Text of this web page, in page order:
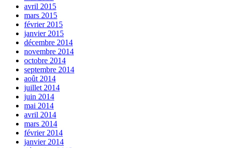
avril 2015
mars 2015
février 2015
janvier 2015
décembre 2014
novembre 2014
octobre 2014
septembre 2014
août 2014
juillet 2014
juin 2014
mai 2014
avril 2014
mars 2014
février 2014
janvier 2014